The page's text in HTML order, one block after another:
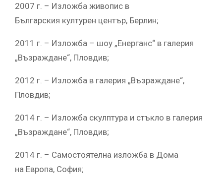
2007 г. – Изложба живопис в
Българския културен център, Берлин;
2011 г. – Изложба – шоу „Енерганс“ в галерия
„Възраждане“, Пловдив;
2012 г. – Изложба в галерия „Възраждане“,
Пловдив;
2014 г. – Изложба скулптура и стъкло в галерия
„Възраждане“, Пловдив;
2014 г. – Самостоятелна изложба в Дома
на Европа, София;